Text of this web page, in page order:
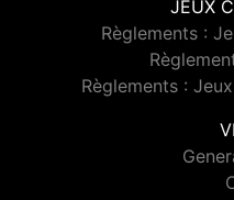
JEUX
Règlements :
Règlements :